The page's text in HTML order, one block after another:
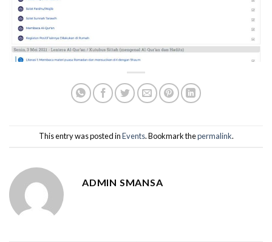
This entry was posted inEvents. Bookmark thepermalink.
ADMIN SMANSA